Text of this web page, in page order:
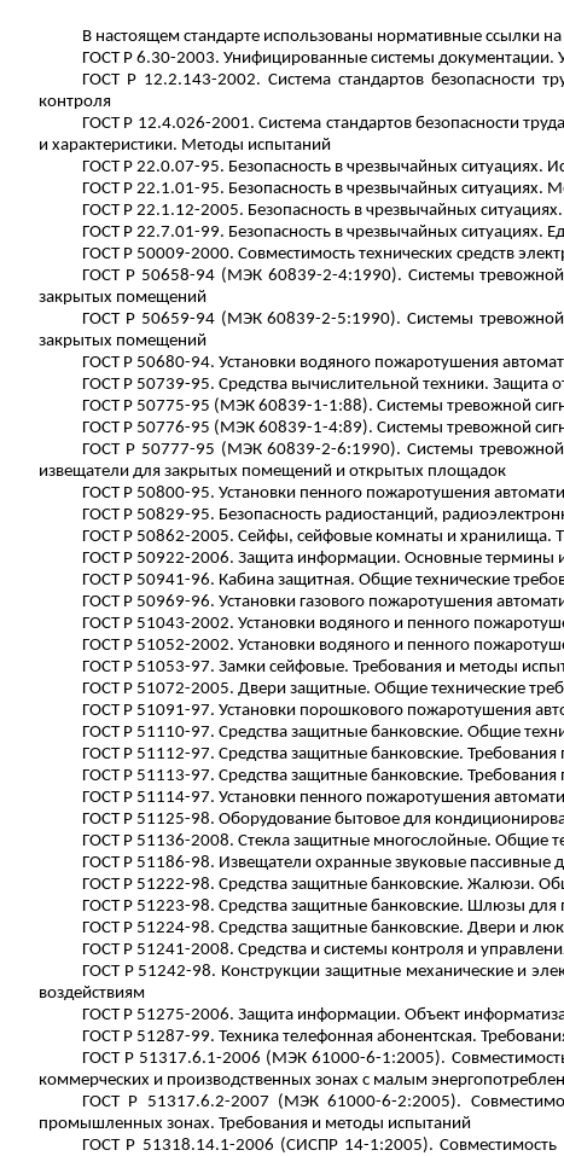
В настоящем стандарте использованы нормативные ссылки
ГОСТ Р 6.30-2003. Унифицированные системы документации.
ГОСТ Р12.2.143-2002. Система стандартов безопасности
контроля
ГОСТ Р 12.4.026-2001. Система стандартов безопасности
и характеристики. Методы испытаний
ГОСТ Р 22.0.07-95. Безопасность в чрезвычайных ситуациях.
ГОСТ Р 22.1.01-95. Безопасность в чрезвычайных
ГОСТ Р 22.1.12-2005. Безопасность в чрезвычайных
ГОСТ Р 22.7.01-99. Безопасность в чрезвычайных ситуациях.
ГОСТ Р 50009-2000. Совместимость технических средств
ГОСТ Р50658-94 (МЭК 60839-2-4:1990). Системы тревожной
закрытых помещений
ГОСТ Р50659-94 (МЭК 60839-2-5:1990). Системы тревожной
закрытых помещений
ГОСТ Р 50680-94. Установки водяного пожаротушения
ГОСТ Р 50739-95. Средства вычислительной техники. Защита
ГОСТ Р 50775-95 (МЭК 60839-1-1:88). Системы тревожной
ГОСТ Р 50776-95 (МЭК 60839-1-4:89). Системы тревожной
ГОСТ Р50777-95 (МЭК 60839-2-6:1990). Системы тревожной
извещатели для закрытых помещений и открытых площадок
ГОСТ Р 50800-95. Установки пенного пожаротушения
ГОСТ Р 50829-95. Безопасность радиостанций,
ГОСТ Р 50862-2005. Сейфы, сейфовые комнаты и хранилища.
ГОСТ Р 50922-2006. Защита информации. Основные термины
ГОСТ Р 50941-96. Кабина защитная. Общие технические
ГОСТ Р 50969-96. Установки газового пожаротушения
ГОСТ Р 51043-2002. Установки водяного и пенного
ГОСТ Р 51052-2002. Установки водяного и пенного
ГОСТ Р 51053-97. Замки сейфовые. Требования и методы
ГОСТ Р 51072-2005. Двери защитные. Общие технические
ГОСТ Р 51091-97. Установки порошкового пожаротушения
ГОСТ Р 51110-97. Средства защитные банковские. Общие
ГОСТ Р 51112-97. Средства защитные банковские. Требования
ГОСТ Р 51113-97. Средства защитные банковские.
ГОСТ Р 51114-97. Установки пенного пожаротушения
ГОСТ Р 51125-98. Оборудование бытовое для
ГОСТ Р 51136-2008. Стекла защитные многослойные. Общие
ГОСТ Р 51186-98. Извещатели охранные звуковые пассивные
ГОСТ Р 51222-98. Средства защитные банковские. Жалюзи.
ГОСТ Р 51223-98. Средства защитные банковские. Шлюзы для
ГОСТ Р 51224-98. Средства защитные банковские. Двери и
ГОСТ Р 51241-2008. Средства и системы контроля и
ГОСТ Р51242-98. Конструкции защитные механические и
воздействиям
ГОСТ Р 51275-2006. Защита информации. Объект
ГОСТ Р 51287-99. Техника телефонная абонентская.
ГОСТ Р 51317.6.1-2006 (МЭК 61000-6-1:2005). Совместимость
коммерческих и производственных зонах с малым
ГОСТ Р 51317.6.2-2007 (МЭК 61000-6-2:2005).
промышленных зонах. Требования и методы испытаний
ГОСТ Р 51318.14.1-2006 (СИСПР 14-1:2005). Совместимость